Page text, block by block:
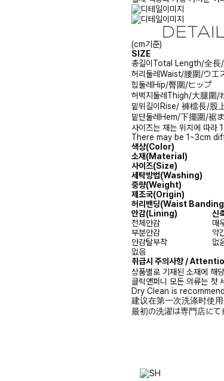
(cm기준)
SIZE
총길이 Total Length/全長
허리둘레Waist/腰圍/ウエ
힙둘레 Hip/臀圍/ヒップ
허벅지둘레 Thigh/大腿圍/
밑위길이 Rise/ 褲檔長/股
밑단둘레 Hem/下擺圍/裾
사이즈는 재는 위치에 따라
There may be 1~3cm
색상(Color)
소재(Material)
사이즈(Size)
세탁방법(Washing)
중량(Weight)
제조국(Origin)
허리밴딩(Waist
안감(Lining)
신
전체안감
매
부분안감
약
안감탈부착
없
없음
취급시 주의사항 /
상품별로 기재된 소재에 해
클릭앤퍼니 모든 의류는 첫
Dry Clean is
建议在第一次洗涤时使用
最初の洗濯は専門店にて